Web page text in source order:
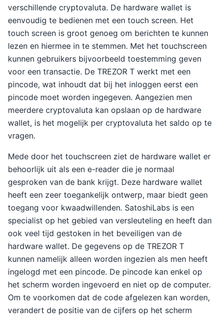
verschillende cryptovaluta. De hardware wallet is
eenvoudig te bedienen met een touch screen. Het
touch screen is groot genoeg om berichten te kunnen
lezen en hiermee in te stemmen. Met het touchscreen
kunnen gebruikers bijvoorbeeld toestemming geven
voor een transactie. De TREZOR T werkt met een
pincode, wat inhoudt dat bij het inloggen eerst een
pincode moet worden ingegeven. Aangezien men
meerdere cryptovaluta kan opslaan op de hardware
wallet, is het mogelijk per cryptovaluta het saldo op te
vragen.
Mede door het touchscreen ziet de hardware wallet er
behoorlijk uit als een e-reader die je normaal
gesproken van de bank krijgt. Deze hardware wallet
heeft een zeer toegankelijk ontwerp, maar biedt geen
toegang voor kwaadwillenden. SatoshiLabs is een
specialist op het gebied van versleuteling en heeft dan
ook veel tijd gestoken in het beveiligen van de
hardware wallet. De gegevens op de TREZOR T
kunnen namelijk alleen worden ingezien als men heeft
ingelogd met een pincode. De pincode kan enkel op
het scherm worden ingevoerd en niet op de computer.
Om te voorkomen dat de code afgelezen kan worden,
verandert de positie van de cijfers op het scherm